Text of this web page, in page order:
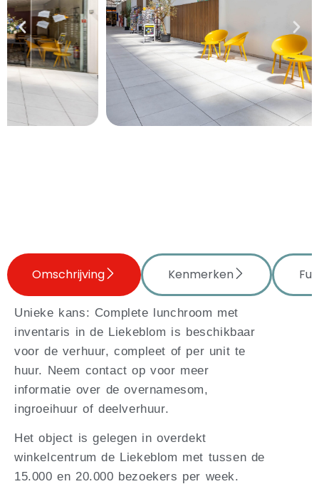
Omschrijving Kenmerken
Unieke kans: Complete lunchroom met
inventaris in de Liekeblom is beschikbaar
voor de verhuur, compleet of per unit te
huur. Neem contact op voor meer
informatie over de overnamesom,
ingroeihuur of deelverhuur.
Het object is gelegen in overdekt
winkelcentrum de Liekeblom met tussen de
15.000 en 20.000 bezoekers per week.